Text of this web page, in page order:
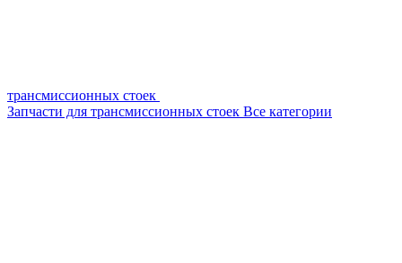
трансмиссионных стоек
Запчасти для трансмиссионных стоек Все категории